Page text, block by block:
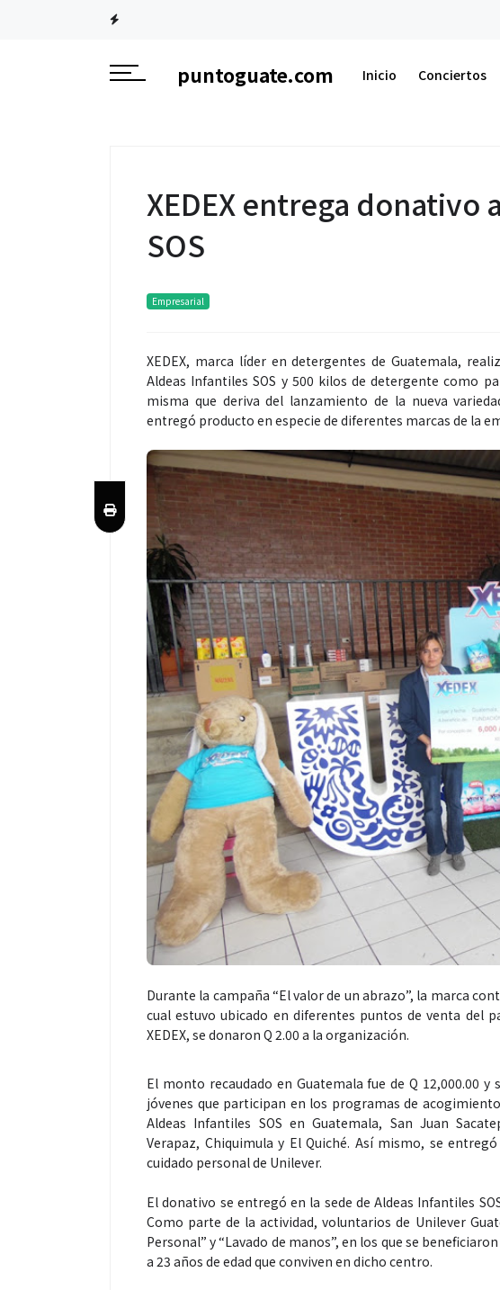
puntoguate.com Inicio Conciertos
XEDEX entrega donativo
SOS
Empresarial
XEDEX, marca líder en detergentes de Guatemala,
Aldeas Infantiles SOS y 500 kilos de detergente como
misma que deriva del lanzamiento de la nueva
entregó producto en especie de diferentes marcas de la
Durante la campaña “El valor de un abrazo”, la marca
cual estuvo ubicado en diferentes puntos de venta del
XEDEX, se donaron Q 2.00 a la organización.
El monto recaudado en Guatemala fue de Q 12,000.00
jóvenes que participan en los programas de
Aldeas Infantiles SOS en Guatemala, San Juan
Verapaz, Chiquimula y El Quiché. Así mismo, se
cuidado personal de Unilever.
El donativo se entregó en la sede de Aldeas Infantiles
Como parte de la actividad, voluntarios de Unilever
Personal” y “Lavado de manos”, en los que se
a 23 años de edad que conviven en dicho centro.